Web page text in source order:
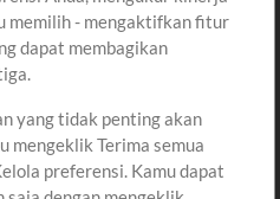
Daftar
Lihat Keranjang
memilih - mengaktifkan fitur
dapat membagikan
yang tidak penting akan
mengeklik Terima semua
preferensi. Kamu dapat